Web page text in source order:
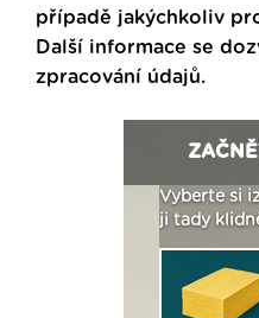
případě jakýchkoliv
Další informace se
zpracování údajů.
Vyberte si
ji tady